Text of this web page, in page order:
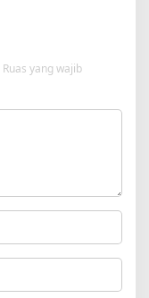
Ruas yang wajib